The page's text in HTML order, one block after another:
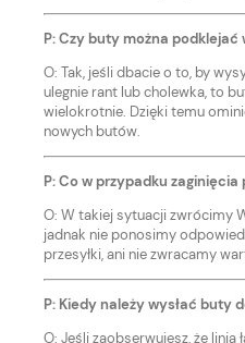
P: Czy buty można podklejać
O: Tak, jeśli dbacie o to, by
ulegnie rant lub cholewka, to
wielokrotnie. Dzięki temu
nowych butów.
P: Co w przypadku
O: W takiej sytuacji zwrócimy
jadnak nie ponosimy
przesyłki, ani nie zwracamy
P: Kiedy należy wysłać buty
O: Jeśli zaobserwujesz, że linia